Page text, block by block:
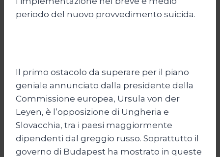
periodo del nuovo provvedimento suicida.
Il primo ostacolo da superare per il piano
geniale annunciato dalla presidente della
Commissione europea, Ursula von der
Leyen, è l’opposizione di Ungheria e
Slovacchia, tra i paesi maggiormente
dipendenti dal greggio russo. Soprattutto il
governo di Budapest ha mostrato in queste